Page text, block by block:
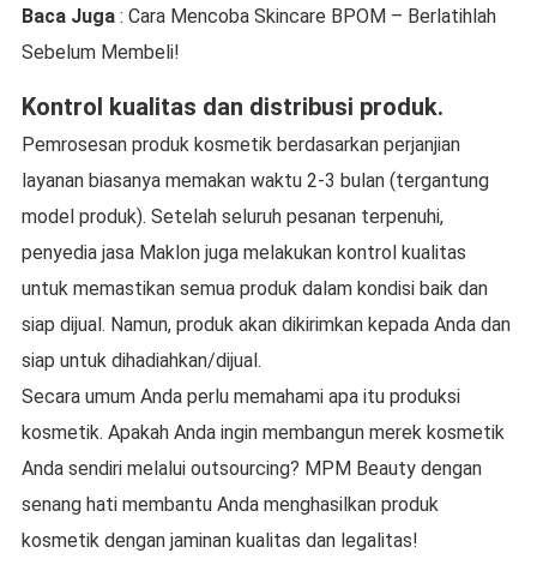
Baca Juga: Cara Mencoba Skincare BPOM – Berlatihlah
Sebelum Membeli!
Kontrol kualitas dan distribusi produk.
Pemrosesan produk kosmetik berdasarkan perjanjian
layanan biasanya memakan waktu 2-3 bulan (tergantung
model produk). Setelah seluruh pesanan terpenuhi,
penyedia jasa Maklon juga melakukan kontrol kualitas
untuk memastikan semua produk dalam kondisi baik dan
siap dijual. Namun, produk akan dikirimkan kepada Anda dan
siap untuk dihadiahkan/dijual.
Secara umum Anda perlu memahami apa itu produksi
kosmetik. Apakah Anda ingin membangun merek kosmetik
Anda sendiri melalui outsourcing? MPM Beauty dengan
senang hati membantu Anda menghasilkan produk
kosmetik dengan jaminan kualitas dan legalitas!